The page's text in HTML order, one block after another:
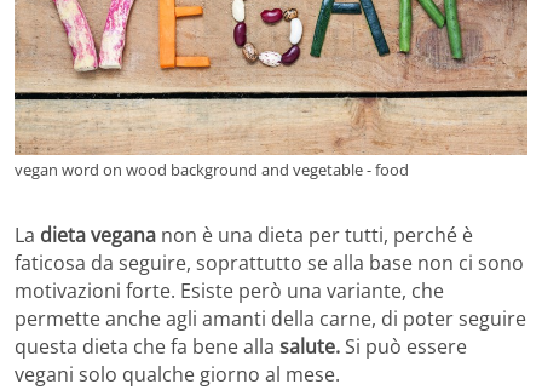
vegan word on wood background and vegetable - food
La dieta vegana non è una dieta per tutti, perché è
faticosa da seguire, soprattutto se alla base non ci sono
motivazioni forte. Esiste però una variante, che
permette anche agli amanti della carne, di poter seguire
questa dieta che fa bene alla salute.Si può essere
vegani solo qualche giorno al mese.